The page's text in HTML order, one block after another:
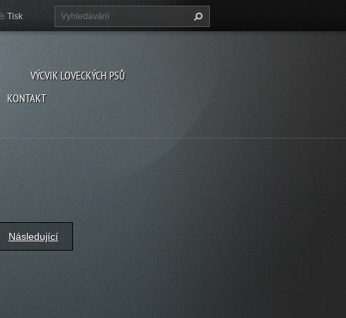
VÝCVIK LOVECKÝCH PSŮ
KONTAKT
Tisk
Následující